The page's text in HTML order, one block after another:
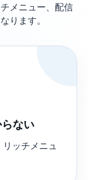
メニュー、配信
ります。
ない
ッチメニュ